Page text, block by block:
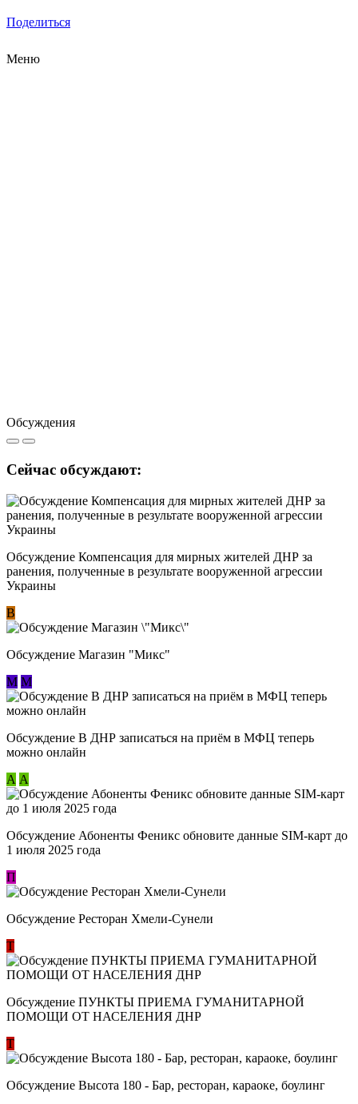
Поделиться
Меню
Обсуждения
Сейчас обсуждают:
Обсуждение Компенсация для мирных жителей ДНР за
ранения, полученные в результате вооруженной агрессии
Украины
В
Обсуждение Магазин "Микс"
М М
Обсуждение В ДНР записаться на приём в МФЦ теперь
можно онлайн
А А
Обсуждение Абоненты Феникс обновите данные SIM-карт до
1 июля 2025 года
П
Обсуждение Ресторан Хмели-Сунели
Т
Обсуждение ​ПУНКТЫ ПРИЕМА ГУМАНИТАРНОЙ
ПОМОЩИ ОТ НАСЕЛЕНИЯ ДНР
Т
Обсуждение Высота 180 - Бар, ресторан, караоке, боулинг